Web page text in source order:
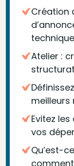
Création
Atelier :
meilleurs
Evitez
vos
Qu’est-